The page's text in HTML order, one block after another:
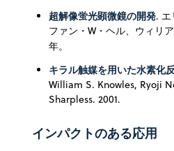
超解像蛍光顕微鏡の開発.
ファン・W・ヘル、ウィリ
年。
キラル触媒を用いた水素化
William S. Knowles, Ryoji
Sharpless. 2001.
インパクトのある応用